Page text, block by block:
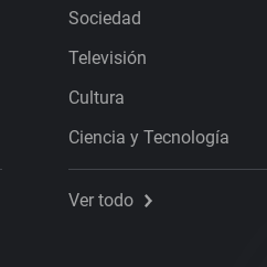
Sociedad
Televisión
Cultura
Ciencia y Tecnología
Ver todo